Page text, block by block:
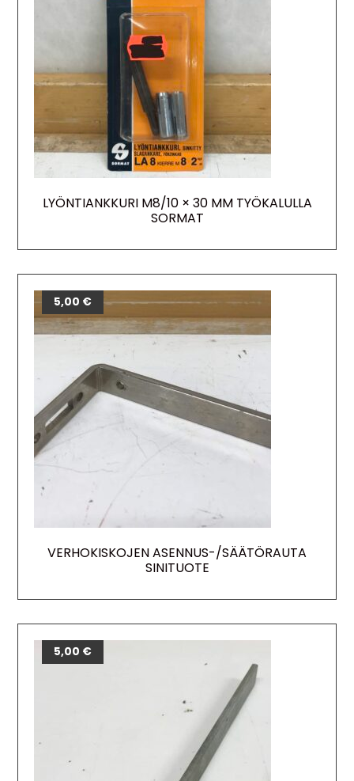
LYÖNTIANKKURI M8/10 × 30 MM TYÖKALULLA
SORMAT
VERHOKISKOJEN ASENNUS-/SÄÄTÖRAUTA
SINITUOTE
5,00 €
5,00 €